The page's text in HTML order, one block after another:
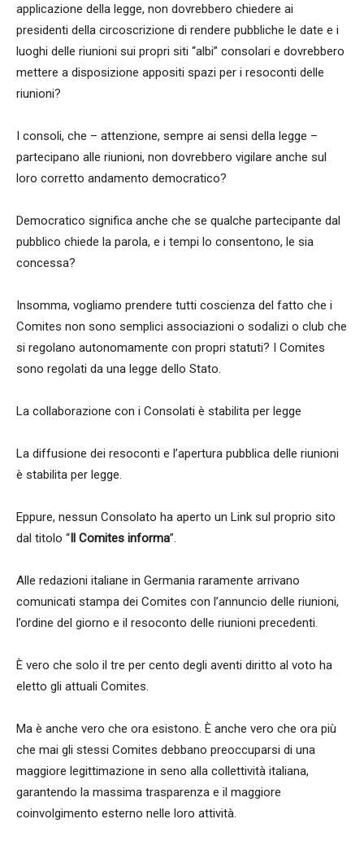
applicazione della legge, non dovrebbero chiedere ai
presidenti della circoscrizione di rendere pubbliche le date e i
luoghi delle riunioni sui propri siti “albi” consolari e dovrebbero
mettere a disposizione appositi spazi per i resoconti delle
riunioni?
I consoli, che – attenzione, sempre ai sensi della legge –
partecipano alle riunioni, non dovrebbero vigilare anche sul
loro corretto andamento democratico?
Democratico significa anche che se qualche partecipante dal
pubblico chiede la parola, e i tempi lo consentono, le sia
concessa?
Insomma, vogliamo prendere tutti coscienza del fatto che i
Comites non sono semplici associazioni o sodalizi o club che
si regolano autonomamente con propri statuti? I Comites
sono regolati da una legge dello Stato.
La collaborazione con i Consolati è stabilita per legge
La diffusione dei resoconti e l’apertura pubblica delle riunioni
è stabilita per legge.
Eppure, nessun Consolato ha aperto un Link sul proprio sito
dal titolo “Il Comites informa”.
Alle redazioni italiane in Germania raramente arrivano
comunicati stampa dei Comites con l’annuncio delle riunioni,
l’ordine del giorno e il resoconto delle riunioni precedenti.
È vero che solo il tre per cento degli aventi diritto al voto ha
eletto gli attuali Comites.
Ma è anche vero che ora esistono. È anche vero che ora più
che mai gli stessi Comites debbano preoccuparsi di una
maggiore legittimazione in seno alla collettività italiana,
garantendo la massima trasparenza e il maggiore
coinvolgimento esterno nelle loro attività.